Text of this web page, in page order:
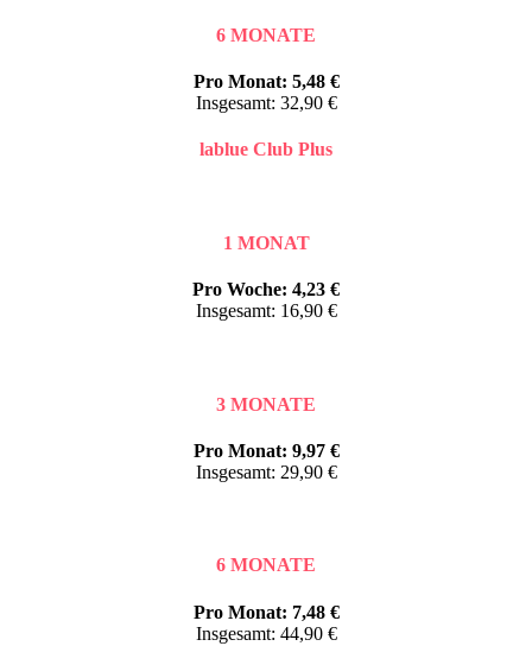
6 MONATE
Pro Monat: 5,48 €
Insgesamt: 32,90 €
lablue Club Plus
1 MONAT
Pro Woche: 4,23 €
Insgesamt: 16,90 €
3 MONATE
Pro Monat: 9,97 €
Insgesamt: 29,90 €
6 MONATE
Pro Monat: 7,48 €
Insgesamt: 44,90 €